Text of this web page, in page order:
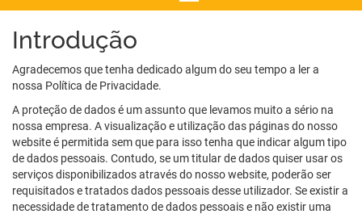
Introdução
Agradecemos que tenha dedicado algum do seu tempo a ler a
nossa Política de Privacidade.
A proteção de dados é um assunto que levamos muito a sério na
nossa empresa. A visualização e utilização das páginas do nosso
website é permitida sem que para isso tenha que indicar algum tipo
de dados pessoais. Contudo, se um titular de dados quiser usar os
serviços disponibilizados através do nosso website, poderão ser
requisitados e tratados dados pessoais desse utilizador. Se existir a
necessidade de tratamento de dados pessoais e não existir uma